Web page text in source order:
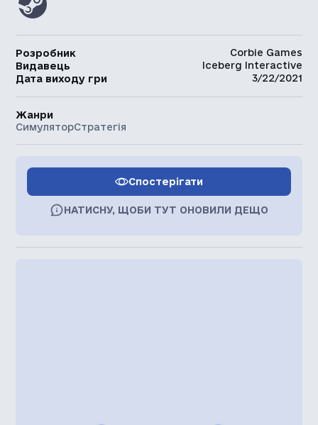
Розробник
Corbie Games
Видавець
Iceberg Interactive
Дата виходу гри
3/22/2021
Жанри
СимуляторСтратегія
Спостерігати
НАТИСНУ, ЩОБИ ТУТ ОНОВИЛИ ДЕЩО